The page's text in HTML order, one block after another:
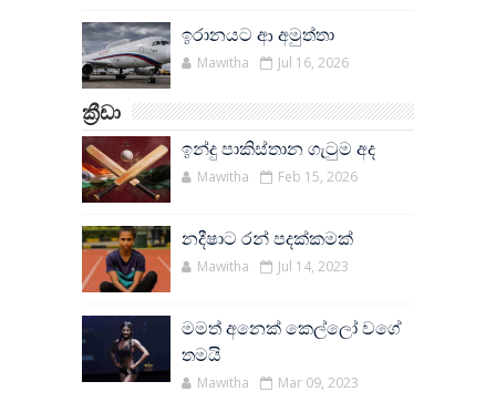
ඉරානයට ආ අමුත්තා
Mawitha Jul 16, 2026
ක්‍රීඩා
ඉන්දු පාකිස්තාන ගැටුම අද
Mawitha Feb 15, 2026
නදීෂාට රන් පදක්කමක්
Mawitha Jul 14, 2023
මමත් අනෙක් කෙල්ලෝ වගේ
තමයි
Mawitha Mar 09, 2023